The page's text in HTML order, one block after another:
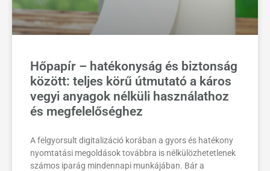
Hőpapír – hatékonyság és biztonság
között: teljes körű útmutató a káros
vegyi anyagok nélküli használathoz
és megfelelőséghez
A felgyorsult digitalizáció korában a gyors és hatékony
nyomtatási megoldások továbbra is nélkülözhetetlenek
számos iparág mindennapi munkájában. Bár a